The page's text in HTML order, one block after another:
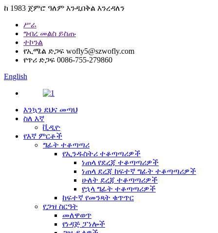
ከ 1983 ጀምሮ ዓለም እንዲበቅል እንረዳለን
ሥራ
ግብረ መልስ ይስጡ
ተኮንል
የኢሜል ድጋፍ wofly5@szwofly.com
የጥሪ ድጋፍ 0086-755-279860
English
እንኳን ደህና መጣህ
ስለ እኛ
ቪዲዮ
የእኛ ምርቶች
ግፊት ተቆጣጣሪ
የኢንዱስትሪ ተቆጣጣሪዎች
ነጠላ የደረጃ ተቆጣጣሪዎች
ነጠላ ደረጃ ከፍተኛ ግፊት ተቆጣጣሪዎች
ሁለት ደረጃ ተቆጣጣሪዎች
የኋላ ግፊት ተቆጣጣሪዎች
ከፍተኛ የመንጻት ቁጥጥር
የጋዝ ስርዓት
መለዋወጥ
የነዳጅ ፓነሎች